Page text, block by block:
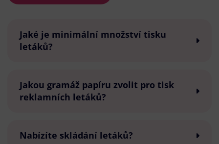
Jaké je minimální množství tisku
letáků?
Jakou gramáž papíru zvolit pro tisk
reklamních letáků?
Nabízíte skládání letáků?